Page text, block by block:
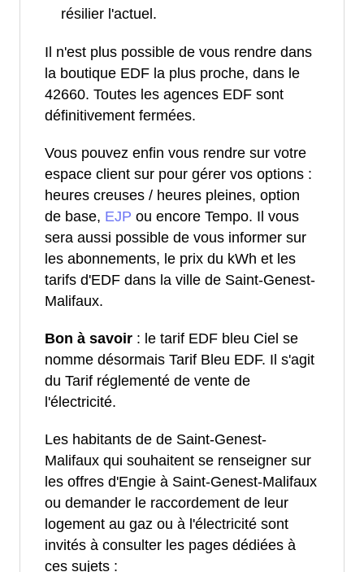
résilier l'actuel.
Il n'est plus possible de vous rendre dans
la boutique EDF la plus proche, dans le
42660. Toutes les agences EDF sont
définitivement fermées.
Vous pouvez enfin vous rendre sur votre
espace client sur pour gérer vos options :
heures creuses / heures pleines, option
de base, EJP ou encore Tempo. Il vous
sera aussi possible de vous informer sur
les abonnements, le prix du kWh et les
tarifs d'EDF dans la ville de Saint-Genest-
Malifaux.
Bon à savoir : le tarif EDF bleu Ciel se
nomme désormais Tarif Bleu EDF. Il s'agit
du Tarif réglementé de vente de
l'électricité.
Les habitants de de Saint-Genest-
Malifaux qui souhaitent se renseigner sur
les offres d'Engie à Saint-Genest-Malifaux
ou demander le raccordement de leur
logement au gaz ou à l'électricité sont
invités à consulter les pages dédiées à
ces sujets :